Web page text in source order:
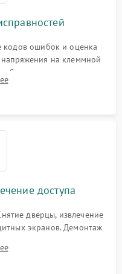
кодов ошибок и оценка
на клеммной
с нагревом,
блокировкой дверцы.
доступа
дверцы, извлечение
экранов. Демонтаж
прямого доступа к
и вентиляторам.